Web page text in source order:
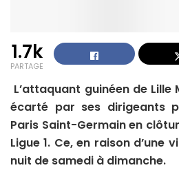
1.7k
PARTAGE
L’attaquant guinéen de
écarté par ses dirigeants
Paris Saint-Germain en
Ligue 1. Ce, en raison d’une
nuit de samedi à dimanche.